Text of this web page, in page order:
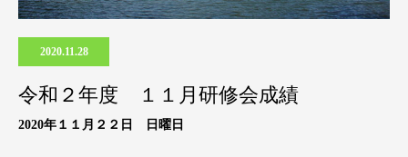
2020.11.28
令和２年度 １１月研修会成績
2020年１１月２２日 日曜日